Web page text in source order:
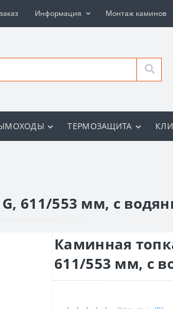
Информация Монтаж каминов
ТЕРМОЗАЩИТА
G, 611/553 мм, с
Каминная
611/553 мм, с